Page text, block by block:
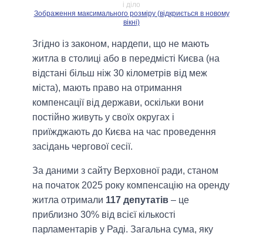
і діло
Зображення максимального розміру (відкриється в новому
вікні)
Згідно із законом, нардепи, що не мають
житла в столиці або в передмісті Києва (на
відстані більш ніж 30 кілометрів від меж
міста), мають право на отримання
компенсації від держави, оскільки вони
постійно живуть у своїх округах і
приїжджають до Києва на час проведення
засідань чергової сесії.
За даними з сайту Верховної ради, станом
на початок 2025 року компенсацію на оренду
житла отримали 117 депутатів – це
приблизно 30% від всієї кількості
парламентарів у Раді. Загальна сума, яку